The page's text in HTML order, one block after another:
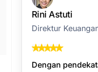
Rini Astuti
Direktur
Dengan